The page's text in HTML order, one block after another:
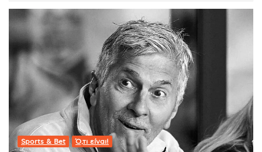
Sports & Bet Ό,τι είναι!